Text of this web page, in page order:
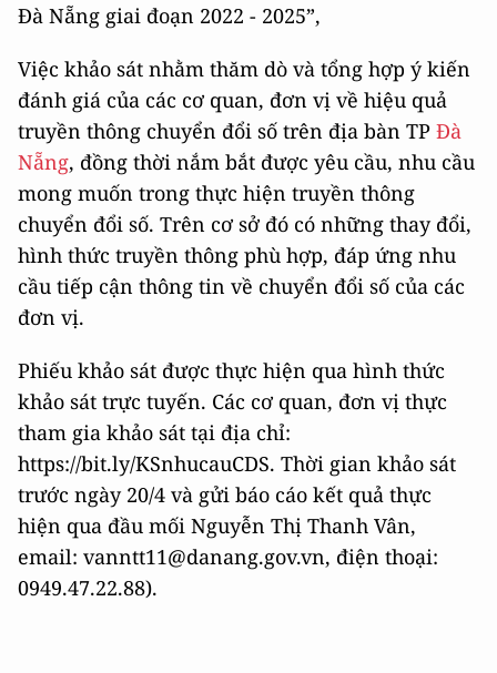
Đà Nẵng giai đoạn 2022 - 2025”,
Việc khảo sát nhằm thăm dò và tổng hợp ý kiến
đánh giá của các cơ quan, đơn vị về hiệu quả
truyền thông chuyển đổi số trên địa bàn TP Đà
Nẵng, đồng thời nắm bắt được yêu cầu, nhu cầu
mong muốn trong thực hiện truyền thông
chuyển đổi số. Trên cơ sở đó có những thay đổi,
hình thức truyền thông phù hợp, đáp ứng nhu
cầu tiếp cận thông tin về chuyển đổi số của các
đơn vị.
Phiếu khảo sát được thực hiện qua hình thức
khảo sát trực tuyến. Các cơ quan, đơn vị thực
tham gia khảo sát tại địa chỉ:
https://bit.ly/KSnhucauCDS. Thời gian khảo sát
trước ngày 20/4 và gửi báo cáo kết quả thực
hiện qua đầu mối Nguyễn Thị Thanh Vân,
email: vanntt11@danang.gov.vn, điện thoại:
0949.47.22.88).